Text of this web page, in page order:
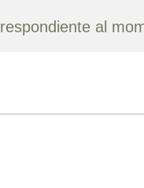
al